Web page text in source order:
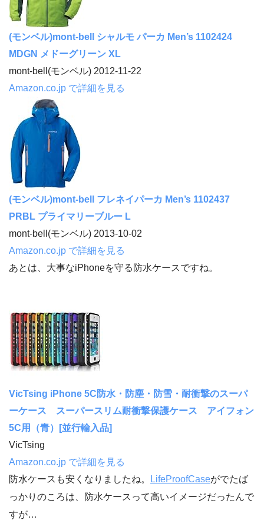
(モンベル)mont-bell シャルモ パーカ Men’s 1102424
MDGN メドーグリーン XL
mont-bell(モンベル) 2012-11-22
Amazon.co.jp で詳細を見る
(モンベル)mont-bell フレネイパーカ Men’s 1102437
PRBL プライマリーブルー L
mont-bell(モンベル) 2013-10-02
Amazon.co.jp で詳細を見る
あとは、大事なiPhoneを守る防水ケースですね。
VicTsing iPhone 5C防水・防塵・防雪・耐衝撃のスーパ
ーケース スーパースリム耐衝撃保護ケース アイフォン
5C用（青）[並行輸入品]
VicTsing
Amazon.co.jp で詳細を見る
防水ケースも安くなりましたね。
LifeProofCaseがでたば
っかりのころは、防水ケースって高いイメージだったんで
すが…